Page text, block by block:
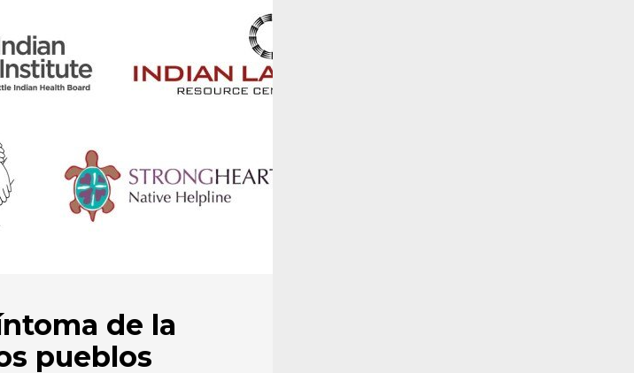
de la
pueblos